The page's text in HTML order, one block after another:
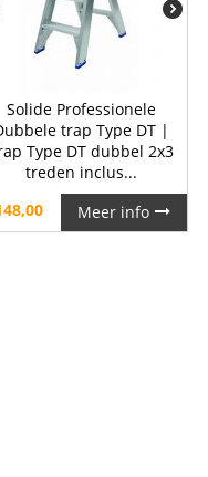
Solide Professionele
trap Type DT |
Type DT dubbel 2x3
treden inclus...
Meer info